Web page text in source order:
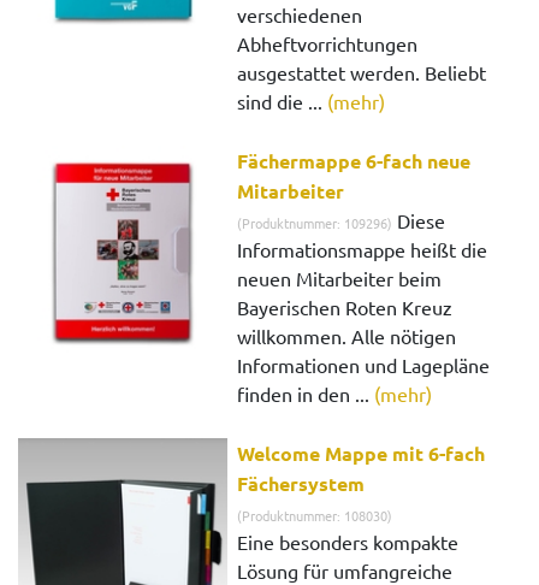
verschiedenen
Abheftvorrichtungen
ausgestattet werden. Beliebt
sind die ... (mehr)
Fächermappe 6-fach neue
Mitarbeiter
(Produktnummer: 109296) Diese
Informationsmappe heißt die
neuen Mitarbeiter beim
Bayerischen Roten Kreuz
willkommen. Alle nötigen
Informationen und Lagepläne
finden in den ... (mehr)
Welcome Mappe mit 6-fach
Fächersystem
(Produktnummer: 108030)
Eine besonders kompakte
Lösung für umfangreiche